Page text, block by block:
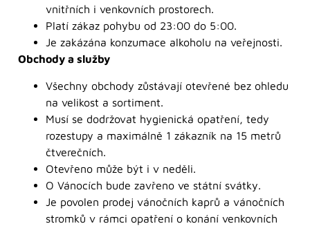
vnitřních i venkovních prostorech.
Platí zákaz pohybu od 23:00 do 5:00.
Je zakázána konzumace alkoholu na veřejnosti.
Obchody a služby
Všechny obchody zůstávají otevřené bez ohledu
na velikost a sortiment.
Musí se dodržovat hygienická opatření, tedy
rozestupy a maximálně 1 zákazník na 15 metrů
čtverečních.
Otevřeno může být i v neděli.
O Vánocích bude zavřeno ve státní svátky.
Je povolen prodej vánočních kaprů a vánočních
stromků v rámci opatření o konání venkovních